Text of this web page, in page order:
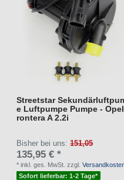
Streetstar
e Luftpumpe Pumpe -
rontera A 2.2i
Bisher bei uns:151,05
135,95 € *
*inkl. ges. MwSt. zzgl.
Sofort lieferbar: 1-2 Tage*